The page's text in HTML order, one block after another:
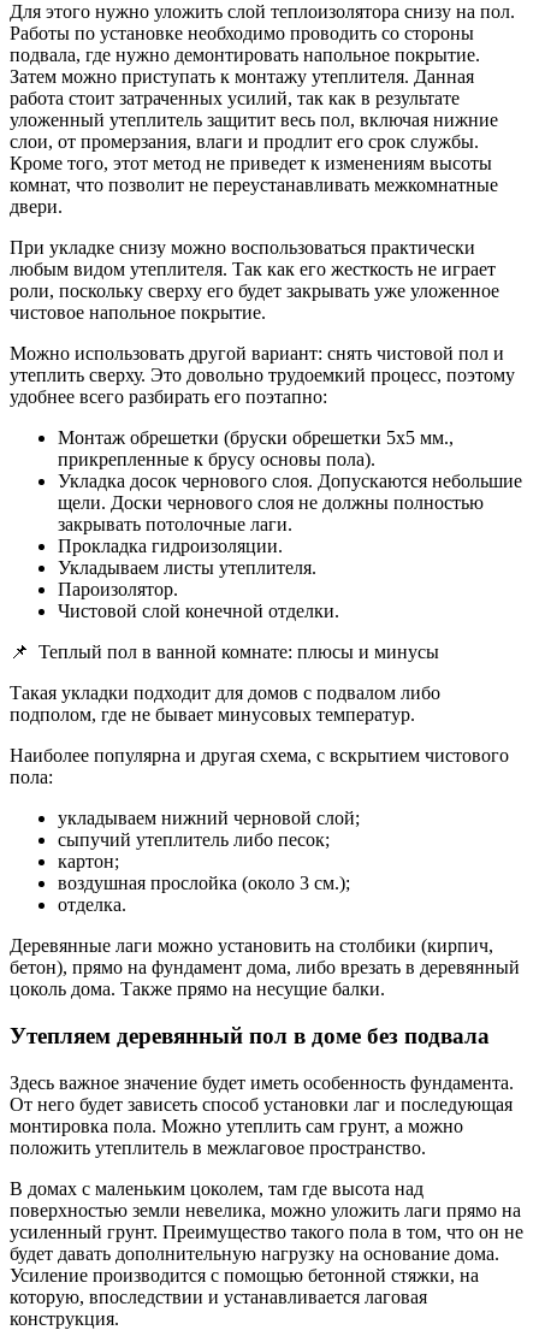
Для этого нужно уложить слой теплоизолятора снизу на пол.
Работы по установке необходимо проводить со стороны
подвала, где нужно демонтировать напольное покрытие.
Затем можно приступать к монтажу утеплителя. Данная
работа стоит затраченных усилий, так как в результате
уложенный утеплитель защитит весь пол, включая нижние
слои, от промерзания, влаги и продлит его срок службы.
Кроме того, этот метод не приведет к изменениям высоты
комнат, что позволит не переустанавливать межкомнатные
двери.
При укладке снизу можно воспользоваться практически
любым видом утеплителя. Так как его жесткость не играет
роли, поскольку сверху его будет закрывать уже уложенное
чистовое напольное покрытие.
Можно использовать другой вариант: снять чистовой пол и
утеплить сверху. Это довольно трудоемкий процесс, поэтому
удобнее всего разбирать его поэтапно:
Монтаж обрешетки (бруски обрешетки 5х5 мм.,
прикрепленные к брусу основы пола).
Укладка досок чернового слоя. Допускаются небольшие
щели. Доски чернового слоя не должны полностью
закрывать потолочные лаги.
Прокладка гидроизоляции.
Укладываем листы утеплителя.
Пароизолятор.
Чистовой слой конечной отделки.
📌 Теплый пол в ванной комнате: плюсы и минусы
Такая укладки подходит для домов с подвалом либо
подполом, где не бывает минусовых температур.
Наиболее популярна и другая схема, с вскрытием чистового
пола:
укладываем нижний черновой слой;
сыпучий утеплитель либо песок;
картон;
воздушная прослойка (около 3 см.);
отделка.
Деревянные лаги можно установить на столбики (кирпич,
бетон), прямо на фундамент дома, либо врезать в деревянный
цоколь дома. Также прямо на несущие балки.
Утепляем деревянный пол в доме без подвала
Здесь важное значение будет иметь особенность фундамента.
От него будет зависеть способ установки лаг и последующая
монтировка пола. Можно утеплить сам грунт, а можно
положить утеплитель в межлаговое пространство.
В домах с маленьким цоколем, там где высота над
поверхностью земли невелика, можно уложить лаги прямо на
усиленный грунт. Преимущество такого пола в том, что он не
будет давать дополнительную нагрузку на основание дома.
Усиление производится с помощью бетонной стяжки, на
которую, впоследствии и устанавливается лаговая
конструкция.